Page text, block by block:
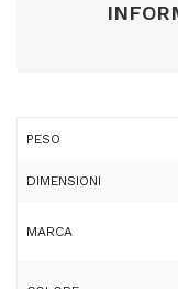
PESO
DIMENSIONI
MARCA